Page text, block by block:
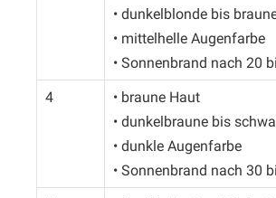
• dunkelblonde bis
• mittelhelle Augenfarbe
• Sonnenbrand nach 20
4
• braune Haut
• dunkelbraune bis
• dunkle Augenfarbe
• Sonnenbrand nach 30